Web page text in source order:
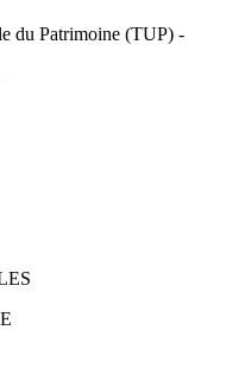
du Patrimoine (TUP) -